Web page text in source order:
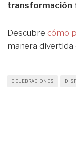
transformación
Descubre cómo
manera divertida
CELEBRACIONES